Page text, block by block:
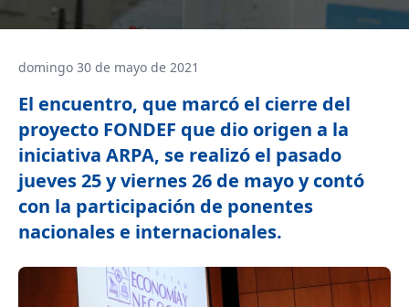
domingo 30 de mayo de 2021
El encuentro, que marcó el cierre del
proyecto FONDEF que dio origen a la
iniciativa ARPA, se realizó el pasado
jueves 25 y viernes 26 de mayo y contó
con la participación de ponentes
nacionales e internacionales.